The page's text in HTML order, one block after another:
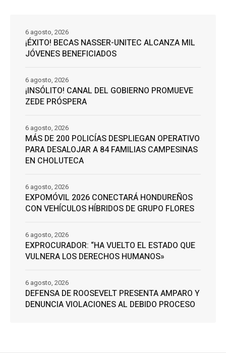
¡ÉXITO! BECAS NASSER-UNITEC ALCANZA MIL
JÓVENES BENEFICIADOS
6 agosto, 2026
¡INSÓLITO! CANAL DEL GOBIERNO PROMUEVE
ZEDE PRÓSPERA
6 agosto, 2026
MÁS DE 200 POLICÍAS DESPLIEGAN OPERATIVO
PARA DESALOJAR A 84 FAMILIAS CAMPESINAS
EN CHOLUTECA
6 agosto, 2026
EXPOMÓVIL 2026 CONECTARÁ HONDUREÑOS
CON VEHÍCULOS HÍBRIDOS DE GRUPO FLORES
6 agosto, 2026
EXPROCURADOR: “HA VUELTO EL ESTADO QUE
VULNERA LOS DERECHOS HUMANOS»
6 agosto, 2026
DEFENSA DE ROOSEVELT PRESENTA AMPARO Y
DENUNCIA VIOLACIONES AL DEBIDO PROCESO
6 agosto, 2026